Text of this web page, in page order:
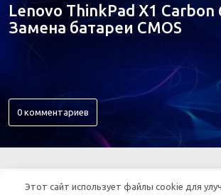
Lenovo ThinkPad X1 Carbon
Замена батареи CMOS
0 комментариев
ВСЕ ОБ
Этот сайт использует файлы cookie для